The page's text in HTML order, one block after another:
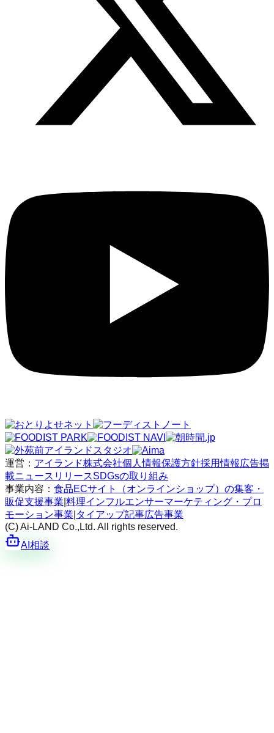
運営： アイランド株式会社個人情報保護方針採用情報 広告掲
載ニュースリリースSDGsの取り組み
事業内容： 食品ECサイト（オンラインショップ）の集客・
販促支援事業 料理インフルエンサーマーケティング・プロ
モーション事業 タイアップ記事広告事業
(C) Ai-LAND Co.,Ltd. All rights reserved.
AI相談